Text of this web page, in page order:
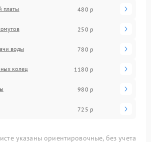
платы 480 р
250 р
воды 780 р
колец 1180 р
980 р
725 р
указаны ориентировочные, без учета